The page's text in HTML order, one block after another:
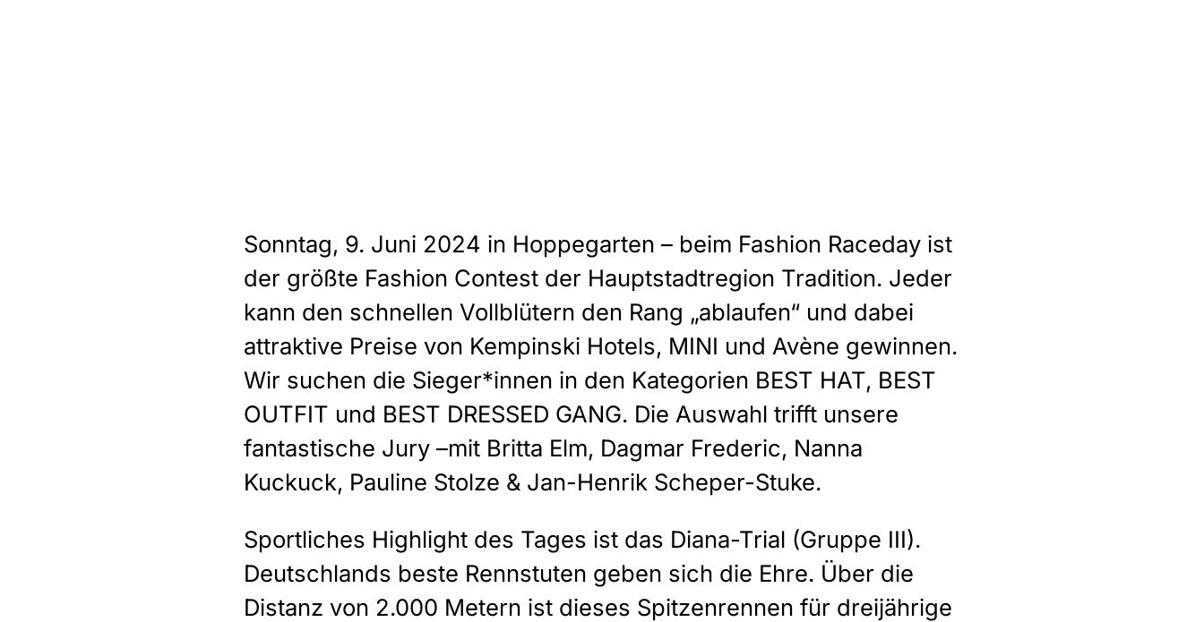
Sonntag, 9. Juni 2024 in Hoppegarten – beim Fashion Raceday ist
der größte Fashion Contest der Hauptstadtregion Tradition. Jeder
kann den schnellen Vollblütern den Rang „ablaufen“ und dabei
attraktive Preise von Kempinski Hotels, MINI und Avène gewinnen.
Wir suchen die Sieger*innen in den Kategorien BEST HAT, BEST
OUTFIT und BEST DRESSED GANG. Die Auswahl trifft unsere
fantastische Jury –mit Britta Elm, Dagmar Frederic, Nanna
Kuckuck, Pauline Stolze & Jan-Henrik Scheper-Stuke.
Sportliches Highlight des Tages ist das Diana-Trial (Gruppe III).
Deutschlands beste Rennstuten geben sich die Ehre. Über die
Distanz von 2.000 Metern ist dieses Spitzenrennen für dreijährige